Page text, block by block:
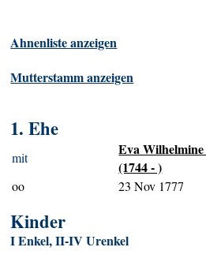
Ahnenliste anzeigen
Mutterstamm anzeigen
1. Ehe
mit
Eva
(1744 - )
oo 23 Nov 1777
Kinder
I Enkel, II-IV Urenkel